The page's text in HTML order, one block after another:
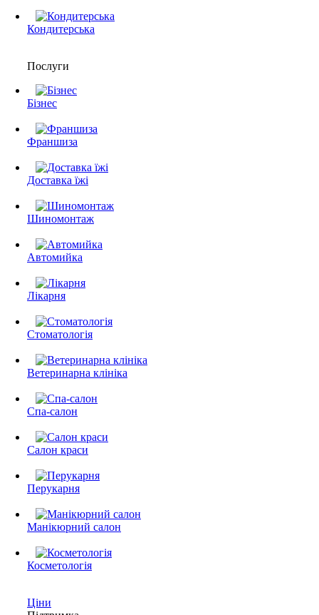
Кондитерська
Послуги
Бізнес
Франшиза
Доставка їжі
Шиномонтаж
Автомийка
Лікарня
Стоматологія
Ветеринарна клініка
Спа-салон
Салон краси
Перукарня
Манікюрний салон
Косметологія
Ціни